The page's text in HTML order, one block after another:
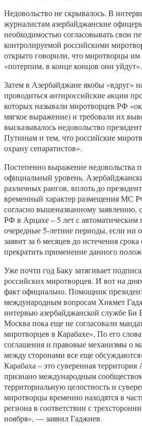
Недовольство не скрывалось. В
журналистам азербайджанские
необходимостью согласовывать свои
контролируемой российскими
открыто говорили, что миротворцы
«потерпим, в конце концов они уйдут».
Затем в Азербайджане якобы «вдруг»
проводиться антироссийские акции
которых называли миротворцев РФ
мягкое выражение) и требовали их
высказывалось недовольство
Путиным и тем, что российские
охрану сепаратистов».
Постепенно выражение недовольства
официальный уровень.
различных рангов, вплоть до
временный характер размещения МС
согласно вышеназванному
РФ в Арцахе – 5 лет с автоматическим
очередные 5-летние периоды, если ни
заявит за 6 месяцев до истечения
прекратить применение данного
Уже почти год Баку затягивает
российских миротворцев. И вот на
факт официально. Помощник
международным вопросам Хикмет
интервью азербайджанской службе Би
Москва пока еще не согласовали
миротворцев в Карабахе», По его
соглашения и правовые механизмы о
между сторонами все еще
Карабаха – это суверенная
признано международным
территориальную целостность и
миротворцы временно находятся в
региона в соответствии с
ноября», — заявил Гаджиев.